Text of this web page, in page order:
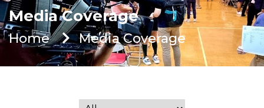
Media Coverage
Home Media Coverage